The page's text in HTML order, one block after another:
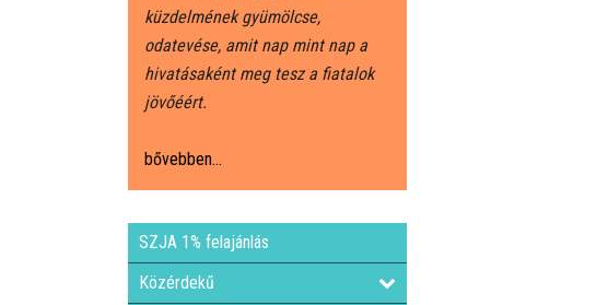
küzdelmének gyümölcse,
odatevése, amit nap mint nap a
hivatásaként meg tesz a fiatalok
jövőéért.
bővebben...
SZJA 1% felajánlás
Közérdekű